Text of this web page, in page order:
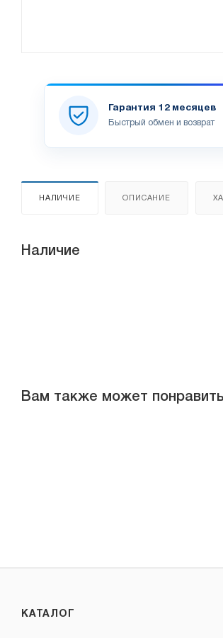
Гарантия 12 месяцев
Быстрый обмен и возврат
НАЛИЧИЕ ОПИСАНИЕ
Наличие
Вам также может
КАТАЛОГ